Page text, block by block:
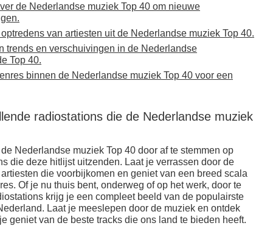
de Nederlandse muziek Top 40 om nieuwe
van artiesten uit de Nederlandse muziek Top 40.
trends en verschuivingen in de Nederlandse
Top 40.
binnen de Nederlandse muziek Top 40 voor een
radiostations die de Nederlandse muziek
Nederlandse muziek Top 40 door af te stemmen op
die deze hitlijst uitzenden. Laat je verrassen door de
die voorbijkomen en geniet van een breed scala
Of je nu thuis bent, onderweg of op het werk, door te
krijg je een compleet beeld van de populairste
Laat je meeslepen door de muziek en ontdek
geniet van de beste tracks die ons land te bieden heeft.